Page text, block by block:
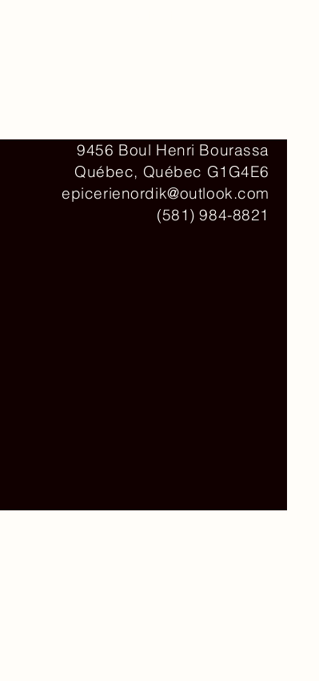
9456 Boul Henri Bourassa
Québec, Québec G1G4E6
epicerienordik@outlook.com
(581) 984-8821